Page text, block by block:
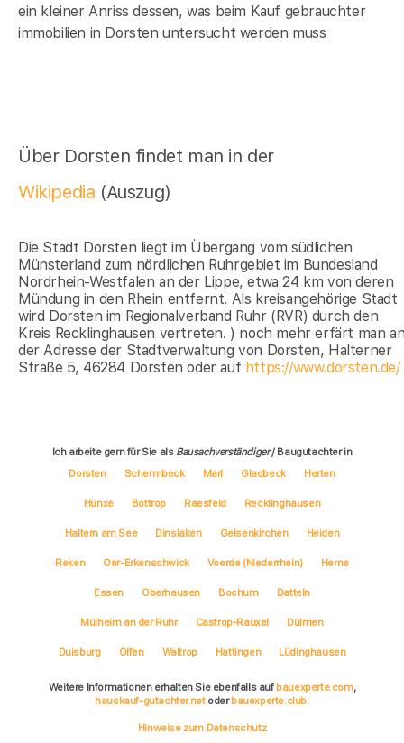
ein kleiner Anriss dessen, was beim Kauf gebrauchter
immobilien in Dorsten untersucht werden muss
Über Dorsten findet man in der
Wikipedia (Auszug)
Die Stadt Dorsten liegt im Übergang vom südlichen
Münsterland zum nördlichen Ruhrgebiet im Bundesland
Nordrhein-Westfalen an der Lippe, etwa 24 km von deren
Mündung in den Rhein entfernt. Als kreisangehörige Stadt
wird Dorsten im Regionalverband Ruhr (RVR) durch den
Kreis Recklinghausen vertreten. ) noch mehr erfärt man
der Adresse der Stadtverwaltung von Dorsten, Halterner
Straße 5, 46284 Dorsten oder auf https://www.dorsten.de/
Ich arbeite gern für Sie als Bausachverständiger/ Baugutachter in
Dorsten
Schermbeck Marl Gladbeck Herten
Hünxe Bottrop Raesfeld Recklinghausen
Haltern am See Dinslaken Gelsenkirchen Heiden
Reken Oer-Erkenschwick Voerde (Niederrhein) Herne
Essen Oberhausen Bochum Datteln
Mülheim an der Ruhr Castrop-Rauxel Dülmen
Duisburg Olfen Waltrop Hattingen Lüdinghausen
Weitere Informationen erhalten Sie ebenfalls auf bauexperte.com,
hauskauf-gutachter.netoderbauexperte.club.
Hinweise zum Datenschutz